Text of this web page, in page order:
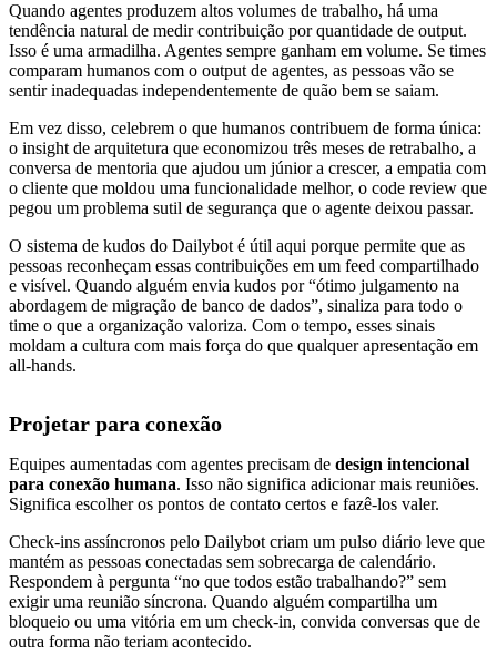
Quando agentes produzem altos volumes de trabalho, há uma
tendência natural de medir contribuição por quantidade de output.
Isso é uma armadilha. Agentes sempre ganham em volume. Se times
comparam humanos com o output de agentes, as pessoas vão se
sentir inadequadas independentemente de quão bem se saiam.
Em vez disso, celebrem o que humanos contribuem de forma única:
o insight de arquitetura que economizou três meses de retrabalho, a
conversa de mentoria que ajudou um júnior a crescer, a empatia com
o cliente que moldou uma funcionalidade melhor, o code review que
pegou um problema sutil de segurança que o agente deixou passar.
O sistema de kudos do Dailybot é útil aqui porque permite que as
pessoas reconheçam essas contribuições em um feed compartilhado
e visível. Quando alguém envia kudos por “ótimo julgamento na
abordagem de migração de banco de dados”, sinaliza para todo o
time o que a organização valoriza. Com o tempo, esses sinais
moldam a cultura com mais força do que qualquer apresentação em
all-hands.
Projetar para conexão
Equipes aumentadas com agentes precisam de design intencional
para conexão humana. Isso não significa adicionar mais reuniões.
Significa escolher os pontos de contato certos e fazê-los valer.
Check-ins assíncronos pelo Dailybot criam um pulso diário leve que
mantém as pessoas conectadas sem sobrecarga de calendário.
Respondem à pergunta “no que todos estão trabalhando?” sem
exigir uma reunião síncrona. Quando alguém compartilha um
bloqueio ou uma vitória em um check-in, convida conversas que de
outra forma não teriam acontecido.